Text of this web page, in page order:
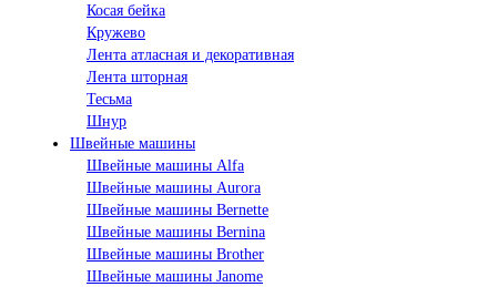
Косая бейка
Кружево
Лента aтласная и декоративная
Лента шторная
Тесьма
Шнур
Швейные машины
Швейные машины Alfa
Швейные машины Aurora
Швейные машины Bernette
Швейные машины Bernina
Швейные машины Brother
Швейные машины Janome